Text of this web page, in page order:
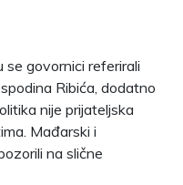
se govornici referirali
Ribića, dodatno
nije prijateljska
Mađarski i
na slične